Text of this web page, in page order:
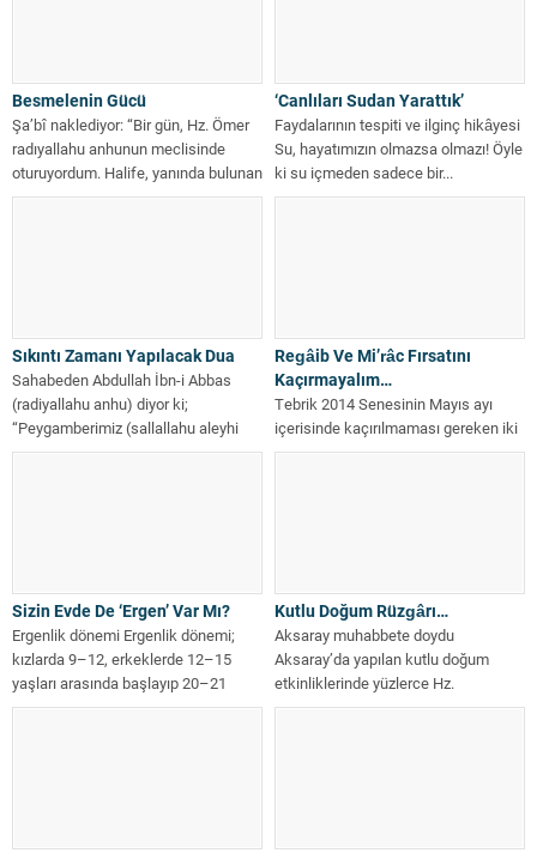
Besmelenin Gücü
Şa’bî naklediyor: “Bir gün, Hz. Ömer
radıyallahu anhunun meclisinde
oturuyordum. Halife, yanında bulunan
bir grup...
‘Canlıları Sudan Yarattık’
Faydalarının tespiti ve ilginç hikâyesi
Su, hayatımızın olmazsa olmazı! Öyle
ki su içmeden sadece bir...
Sıkıntı Zamanı Yapılacak Dua
Sahabeden Abdullah İbn-i Abbas
(radiyallahu anhu) diyor ki;
“Peygamberimiz (sallallahu aleyhi
vesellem) sıkıntılı zamanlarda
Regâib Ve Mi’râc Fırsatını
Kaçırmayalım…
Tebrik 2014 Senesinin Mayıs ayı
içerisinde kaçırılmaması gereken iki
kıymetli mühim gece var. Bunlardan
Sizin Evde De ‘Ergen’ Var Mı?
Ergenlik dönemi Ergenlik dönemi;
kızlarda 9–12, erkeklerde 12–15
yaşları arasında başlayıp 20–21
yaşlarına kadar devam...
Kutlu Doğum Rüzgârı…
Aksaray muhabbete doydu
Aksaray’da yapılan kutlu doğum
etkinliklerinde yüzlerce Hz.
Resulullah sevdalısı, Aksaray Kültür...